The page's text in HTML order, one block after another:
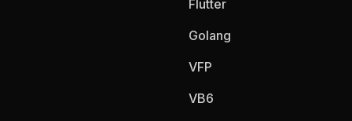
Flutter
Golang
VFP
VB6